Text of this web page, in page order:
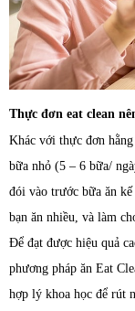
Thực đơn eat clean
Khác với thực đơn
bữa nhỏ (5 – 6 bữa/
đói vào trước bữa ăn
bạn ăn nhiều, và làm
Để đạt được hiệu quả
phương pháp ăn Eat
hợp lý khoa học để rút